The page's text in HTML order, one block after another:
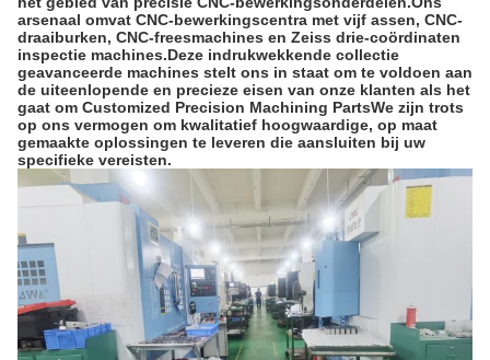
arsenaal omvat CNC-bewerkingscentra met vijf assen, CNC-
draaiburken, CNC-freesmachines en Zeiss drie-coördinaten
inspectie machines.Deze indrukwekkende collectie
geavanceerde machines stelt ons in staat om te voldoen aan
de uiteenlopende en precieze eisen van onze klanten als het
gaat om Customized Precision Machining PartsWe zijn trots
op ons vermogen om kwalitatief hoogwaardige, op maat
gemaakte oplossingen te leveren die aansluiten bij uw
specifieke vereisten.